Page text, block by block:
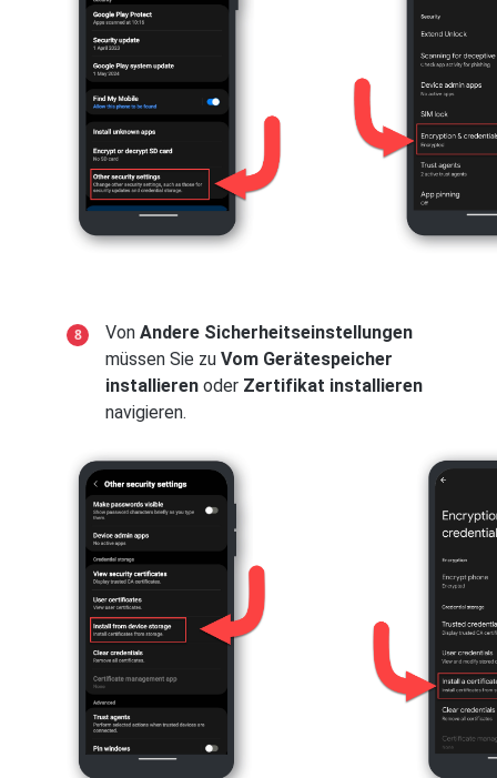
Von Andere Sicherheitseinstellungen
müssen Sie zu Vom Gerätespeicher
installieren oder Zertifikat installieren
navigieren.